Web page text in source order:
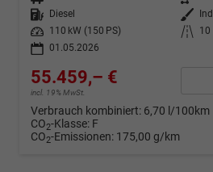
Kraftstoff
Diesel Außenfarbe
Leistung
110 kW (150 PS) Kilometerstand
10
01.05.2026
55.459,– €
incl. 19% MwSt.
Verbrauch kombiniert: 6,70 l/100km
CO2-Klasse: F
CO2-Emissionen: 175,00 g/km